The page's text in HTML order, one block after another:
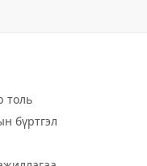
толь
бүртгэл